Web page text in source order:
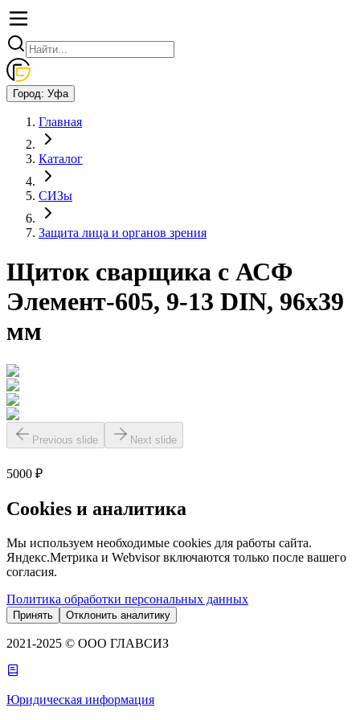
Город: Уфа
Главная
Каталог
СИЗы
Защита лица и органов зрения
Щиток сварщика с АСФ
Элемент-605, 9-13 DIN, 96х39
мм
Previous slide Next slide
5000 ₽
Cookies и аналитика
Мы используем необходимые cookies для работы сайта.
Яндекс.Метрика и Webvisor включаются только после вашего
согласия.
Политика обработки персональных данных
Принять Отклонить аналитику
2021-2025 © ООО ГЛАВСИЗ
Юридическая информация